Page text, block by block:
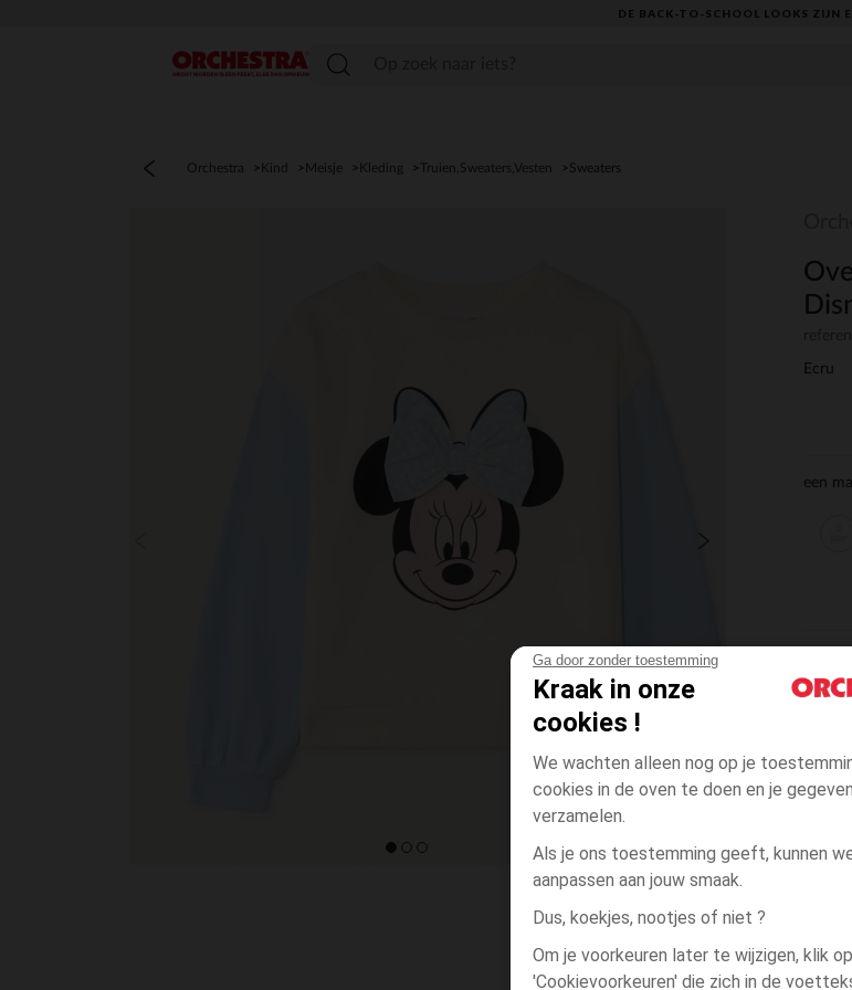
Ga door zonder toestemming
Kraak in onze
cookies !
We wachten alleen nog op je
cookies in de oven te doen en je
verzamelen.
Als je ons toestemming geeft, kunnen
aanpassen aan jouw smaak.
Dus, koekjes, nootjes of niet ?
Om je voorkeuren later te wijzigen, klik
'Cookievoorkeuren' die zich in de
DE BACK-TO-SCHOOL LOOKS ZIJN
menu
Orchestra Kind Meisje Kleding Truien,Sweaters,Vesten Sweaters
Ecru
een